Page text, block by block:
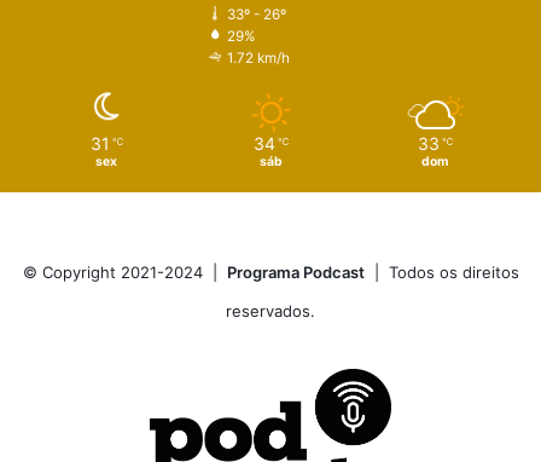
33º - 26º
29%
1.72 km/h
31 ℃
sex
34 ℃
sáb
33 ℃
dom
© Copyright 2021-2024 | Programa Podcast| Todos os direitos
reservados.